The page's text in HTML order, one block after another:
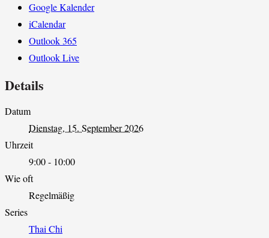
Google Kalender
iCalendar
Outlook 365
Outlook Live
Details
Datum
Dienstag, 15. September 2026
Uhrzeit
9:00 - 10:00
Wie oft
Regelmäßig
Series
Thai Chi